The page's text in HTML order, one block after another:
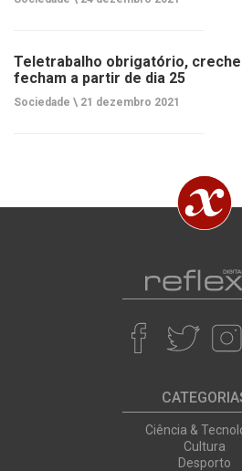
Teletrabalho obrigatório,
fecham a partir de dia 25
Sociedade \ 21 dezembro 2021
Ciência &
Cultura
Desporto